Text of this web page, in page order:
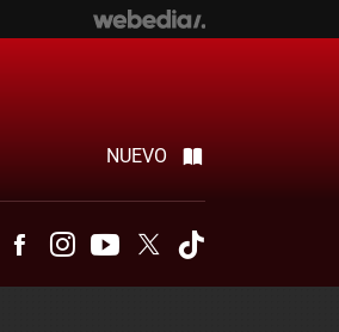
NUEVO
TelegramFacebookInstagramYoutubeTwitter